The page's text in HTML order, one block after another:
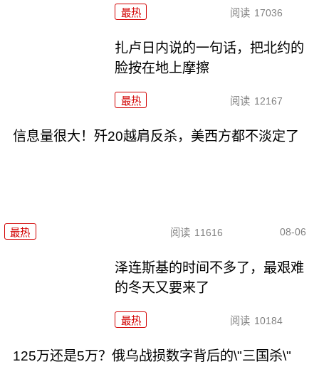
最热 阅读 17036
扎卢日内说的一句话，把北约的
脸按在地上摩擦
最热 阅读 12167
信息量很大！歼20越肩反杀，美西方都不淡定了
最热 阅读 11616 08-06
泽连斯基的时间不多了，最艰难
的冬天又要来了
最热 阅读 10184
125万还是5万？俄乌战损数字背后的\"三国杀\"